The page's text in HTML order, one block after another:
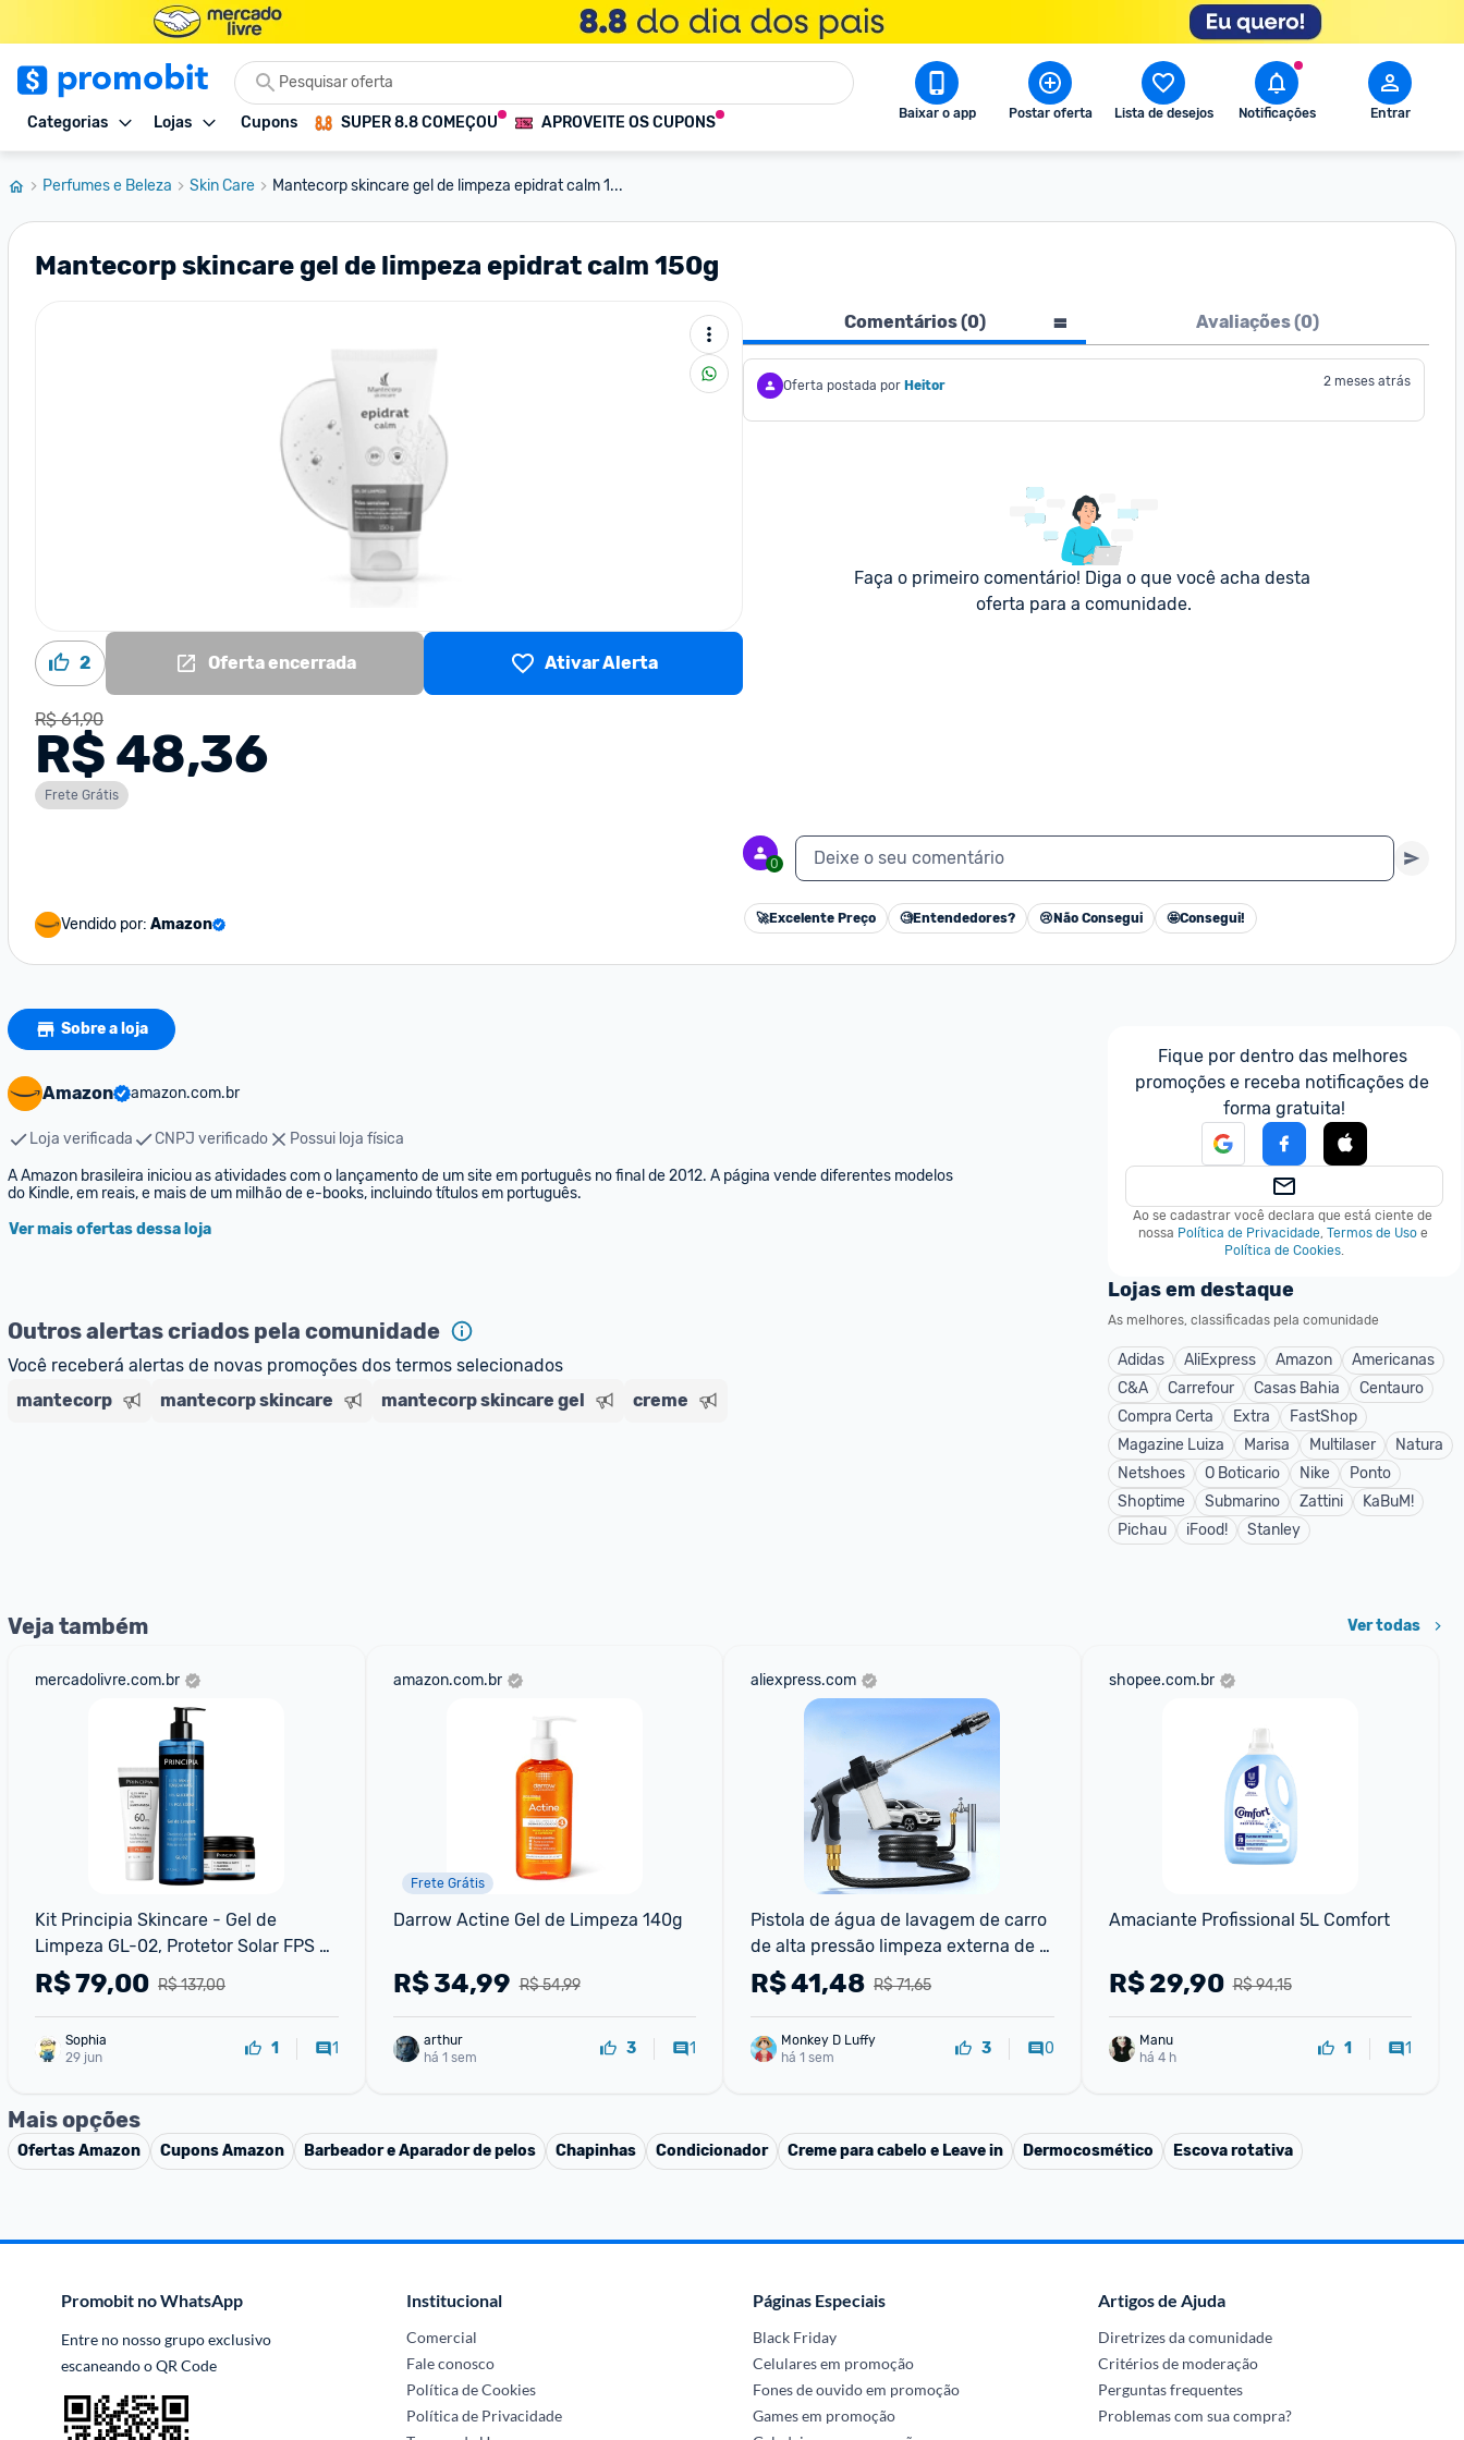
Categorias Lojas Cupons SUPER 8.8 COMEÇOU APROVEITE OS CUPONS Baixar o app Postar oferta Lista de desejos Notificações Entrar
Perfumes e Beleza Skin Care Mantecorp skincare gel de limpeza epidrat calm 1...
Mantecorp skincare gel de limpeza epidrat calm 150g
2 Oferta encerrada Ativar Alerta
R$ 61,90
R$ 48,36
Frete Grátis
Vendido por: Amazon
Comentários (0) Avaliações (0)
Oferta postada por Heitor 2 meses atrás
Faça o primeiro comentário! Diga o que você acha desta
oferta para a comunidade.
0 Deixe o seu comentário
🚀Excelente Preço 🧐Entendedores? 😢 Não Consegui 🤩Consegui!
Sobre a loja
Amazon amazon.com.br
Loja verificada CNPJ verificado
Possui loja física
A Amazon brasileira iniciou as atividades com o lançamento de um site em português no final de 2012. A página vende diferentes modelos
do Kindle, em reais, e mais de um milhão de e-books, incluindo títulos em português.
Ver mais ofertas dessa loja
Outros alertas criados pela comunidade
Você receberá alertas de novas promoções dos termos selecionados
mantecorp
mantecorp skincare mantecorp skincare gel creme
Fique por dentro das melhores
promoções e receba notificações de
forma gratuita!
Ao se cadastrar você declara que está ciente de
nossa Política de Privacidade, Termos de Uso e
Política de Cookies.
Lojas em destaque
As melhores, classificadas pela comunidade
Adidas AliExpress Amazon
Americanas
C&A
Carrefour Casas Bahia
Centauro
Compra Certa
Extra
FastShop
Magazine Luiza
Marisa Multilaser
Natura
Netshoes
O Boticario Nike
Ponto
Shoptime
Submarino Zattini
KaBuM!
Pichau
iFood! Stanley
Veja também Ver todas
mercadolivre.com.br
Kit Principia Skincare - Gel de
Limpeza GL-02, Protetor Solar FPS
60, Creme Hidratante CH-01
R$ 137,00
R$79,00
Sophia
29 jun
1 1
amazon.com.br
Frete Grátis
Darrow Actine Gel de Limpeza 140g
R$ 54,99
R$34,99
arthur
há 1 sem
3 1
aliexpress.com
Pistola de água de lavagem de carro
de alta pressão limpeza externa de
rv limpeza de chaleira de espuma
bico de man
R$ 71,65
R$41,48
Monkey D Luffy
há 1 sem
3 0
shopee.com.br
Amaciante Profissional 5L Comfort
R$ 94,15
R$29,90
Manu
há 4 h
1 1
Mais opções
OfertasAmazon CuponsAmazon Barbeador e Aparador de pelos Chapinhas Condicionador Creme para cabelo e Leave in Dermocosmético Escova rotativa
Promobit no WhatsApp
Entre no nosso grupo exclusivo
escaneando o QR Code
Institucional
Comercial
Fale conosco
Política de Cookies
Política de Privacidade
Páginas Especiais
Black Friday
Celulares em promoção
Fones de ouvido em promoção
Games em promoção
Artigos de Ajuda
Diretrizes da comunidade
Critérios de moderação
Perguntas frequentes
Problemas com sua compra?